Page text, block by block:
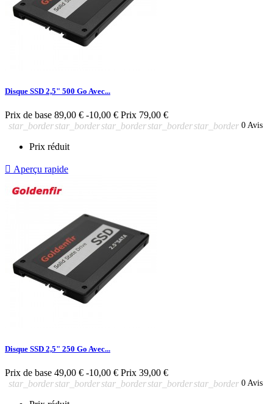
Disque SSD 2,5" 500 Go Avec...
Prix de base 89,00 € -10,00 € Prix 79,00 €
star_borderstar_borderstar_borderstar_borderstar_border 0 Avis
Prix réduit
 Aperçu rapide
Disque SSD 2,5" 250 Go Avec...
Prix de base 49,00 € -10,00 € Prix 39,00 €
star_borderstar_borderstar_borderstar_borderstar_border 0 Avis